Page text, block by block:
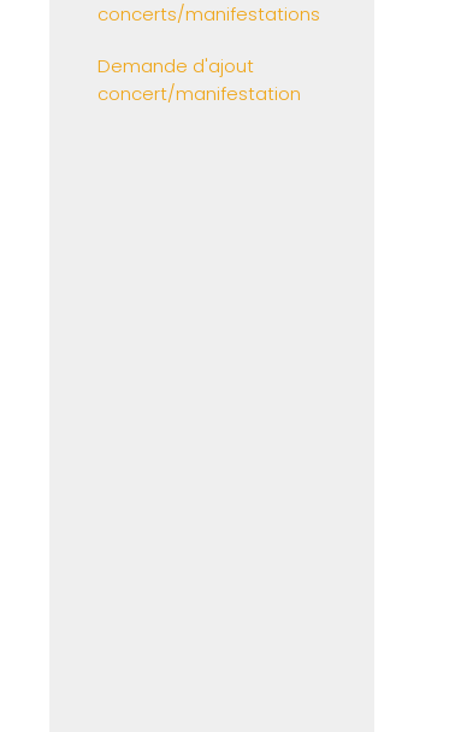
concerts/manifestations
Demande d'ajout
concert/manifestation